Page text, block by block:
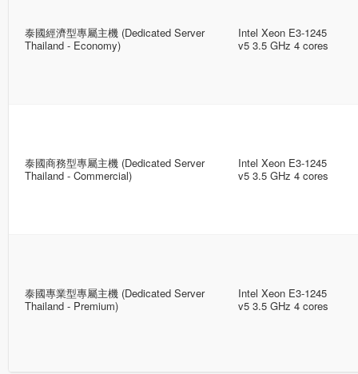
泰國經濟型專屬主機 (Dedicated Server
Thailand - Economy)
Intel Xeon E3-1245
v5 3.5 GHz 4 cores
泰國商務型專屬主機 (Dedicated Server
Thailand - Commercial)
Intel Xeon E3-1245
v5 3.5 GHz 4 cores
泰國專業型專屬主機 (Dedicated Server
Thailand - Premium)
Intel Xeon E3-1245
v5 3.5 GHz 4 cores